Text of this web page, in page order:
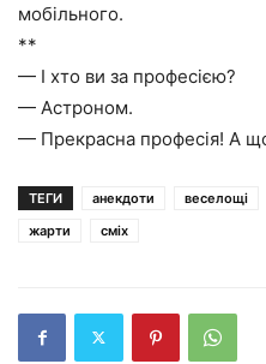
мобільного.
**
— І хто ви за професією?
— Астроном.
— Прекрасна професія! А
ТЕГИ анекдоти веселощі
жарти
сміх